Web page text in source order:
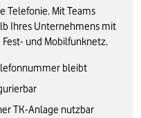
Telefonie. Mit Teams
Ihres Unternehmens mit
und Mobilfunknetz.
bleibt
TK-Anlage nutzbar